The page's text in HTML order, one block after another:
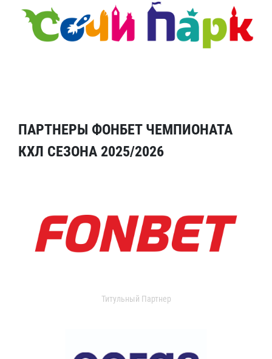
ПАРТНЕРЫ ФОНБЕТ ЧЕМПИОНАТА
КХЛ СЕЗОНА 2025/2026
Титульный Партнер